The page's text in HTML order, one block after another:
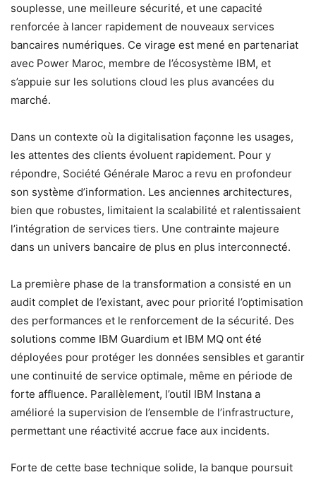
souplesse, une meilleure sécurité, et une capacité
renforcée à lancer rapidement de nouveaux services
bancaires numériques. Ce virage est mené en partenariat
avec Power Maroc, membre de l’écosystème IBM, et
s’appuie sur les solutions cloud les plus avancées du
marché.
Dans un contexte où la digitalisation façonne les usages,
les attentes des clients évoluent rapidement. Pour y
répondre, Société Générale Maroc a revu en profondeur
son système d’information. Les anciennes architectures,
bien que robustes, limitaient la scalabilité et ralentissaient
l’intégration de services tiers. Une contrainte majeure
dans un univers bancaire de plus en plus interconnecté.
La première phase de la transformation a consisté en un
audit complet de l’existant, avec pour priorité l’optimisation
des performances et le renforcement de la sécurité. Des
solutions comme IBM Guardium et IBM MQ ont été
déployées pour protéger les données sensibles et garantir
une continuité de service optimale, même en période de
forte affluence. Parallèlement, l’outil IBM Instana a
amélioré la supervision de l’ensemble de l’infrastructure,
permettant une réactivité accrue face aux incidents.
Forte de cette base technique solide, la banque poursuit